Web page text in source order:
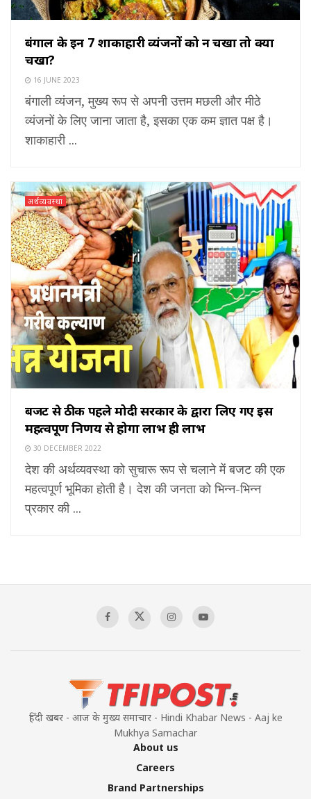
बंगाल के इन 7 शाकाहारी व्यंजनों को न चखा तो क्या
चखा?
16 JUNE 2023
बंगाली व्यंजन, मुख्य रूप से अपनी उत्तम मछली और मीठे
व्यंजनों के लिए जाना जाता है, इसका एक कम ज्ञात पक्ष है।
शाकाहारी ...
अर्थव्यवस्था
बजट से ठीक पहले मोदी सरकार के द्वारा लिए गए इस
महत्वपूर्ण निर्णय से होगा लाभ ही लाभ
30 DECEMBER 2022
देश की अर्थव्यवस्था को सुचारू रूप से चलाने में बजट की एक
महत्वपूर्ण भूमिका होती है। देश की जनता को भिन्न-भिन्न
प्रकार की ...
हिंदी खबर - आज के मुख्य समाचार - Hindi Khabar News - Aaj ke
Mukhya Samachar
About us
Careers
Brand Partnerships